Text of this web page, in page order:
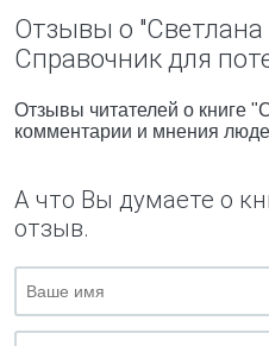
Отзывы о
Справочник для
Отзывы читателей о книге
комментарии и мнения
А что Вы думаете о
отзыв.